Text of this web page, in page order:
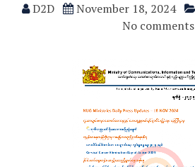
D2D November 18, 2024
No comments